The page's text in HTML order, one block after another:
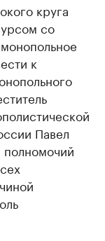
круга
со
к
Павел